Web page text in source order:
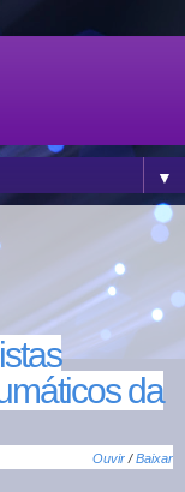
▼
da
Ouvir /Baixar